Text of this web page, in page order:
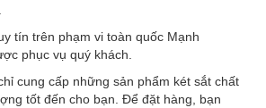
tín trên phạm vi toàn quốc Mạnh
phục vụ quý khách.
cung cấp những sản phẩm két sắt chất
tốt đến cho bạn. Để đặt hàng, bạn